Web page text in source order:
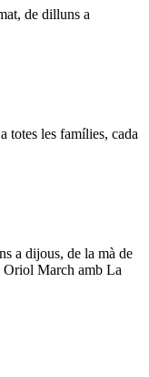
de dilluns a
totes les famílies, cada
a dijous, de la mà de
Oriol March amb La